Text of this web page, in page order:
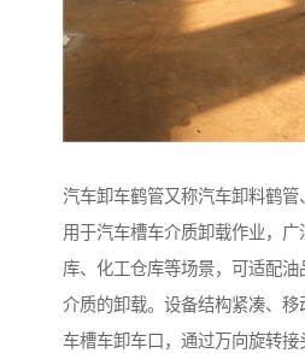
汽车卸车鹤管又称汽车卸料鹤
用于汽车槽车介质卸载作业，
库、化工仓库等场景，可适配
介质的卸载。设备结构紧凑、
车槽车卸车口，通过万向旋转